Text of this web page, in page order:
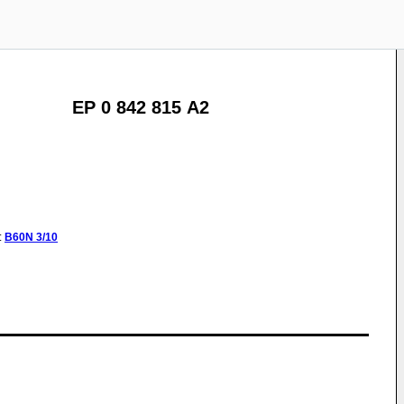
EP 0 842 815 A2
: B60N 3/10